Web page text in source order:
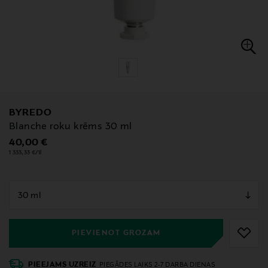
BYREDO
Blanche roku krēms 30 ml
Original Price
40,00 €
1 333,33 €/1l
PIEVIENOT GROZAM
PIEEJAMS UZREIZ
PIEGĀDES LAIKS 2-7 DARBA DIENAS